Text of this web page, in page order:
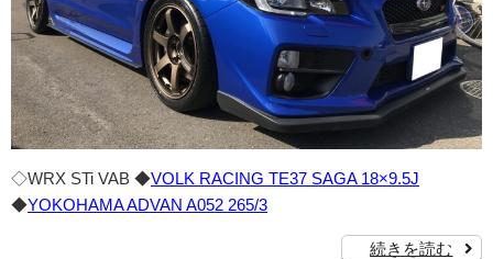
◇WRX STi VAB ◆VOLK RACING TE37 SAGA 18×9.5J
◆YOKOHAMA ADVAN A052 265/3
続きを読む